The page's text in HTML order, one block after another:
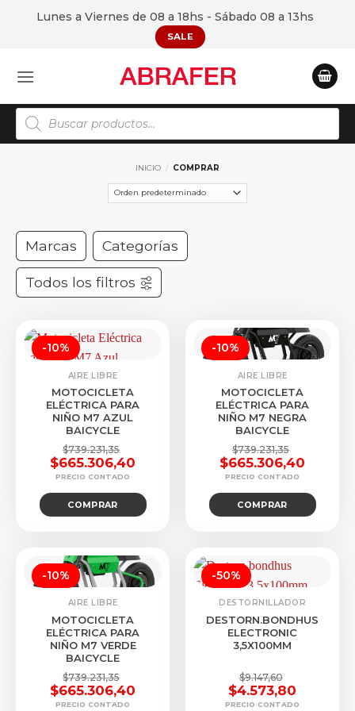
Lunes a Viernes de 08 a 18hs - Sábado 08 a 13hs
SALE
Búsqueda
de
productos
INICIO / COMPRAR
Marcas Categorías
Todos los filtros
-10%
AIRE LIBRE
MOTOCICLETA
ELÉCTRICA PARA
NIÑO M7 AZUL
BAICYCLE
$739.231,35
precio
original
$665.306,40
precio
actual
COMPRAR
-10%
AIRE LIBRE
MOTOCICLETA
ELÉCTRICA PARA
NIÑO M7 NEGRA
BAICYCLE
$739.231,35
precio
original
$665.306,40
precio
actual
COMPRAR
-10%
AIRE LIBRE
MOTOCICLETA
ELÉCTRICA PARA
NIÑO M7 VERDE
BAICYCLE
$739.231,35
$665.306,40
-50%
DESTORNILLADOR
DESTORN.BONDHUS
ELECTRONIC
3,5X100MM
$9.147,60
$4.573,80